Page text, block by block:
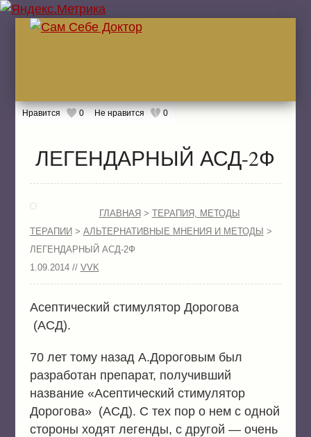
Нравится 0 Не нравится 0
ЛЕГЕНДАРНЫЙ АСД-2Ф
ГЛАВНАЯ > ТЕРАПИЯ, МЕТОДЫ
ТЕРАПИИ > АЛЬТЕРНАТИВНЫЕ МНЕНИЯ И МЕТОДЫ >
ЛЕГЕНДАРНЫЙ АСД-2Ф
1.09.2014 // VVK
Асептический стимулятор Дорогова
(АСД).
70 лет тому назад А.Дороговым был
разработан препарат, получивший
название «Асептический стимулятор
Дорогова» (АСД). С тех пор о нем с одной
стороны ходят легенды, с другой — очень